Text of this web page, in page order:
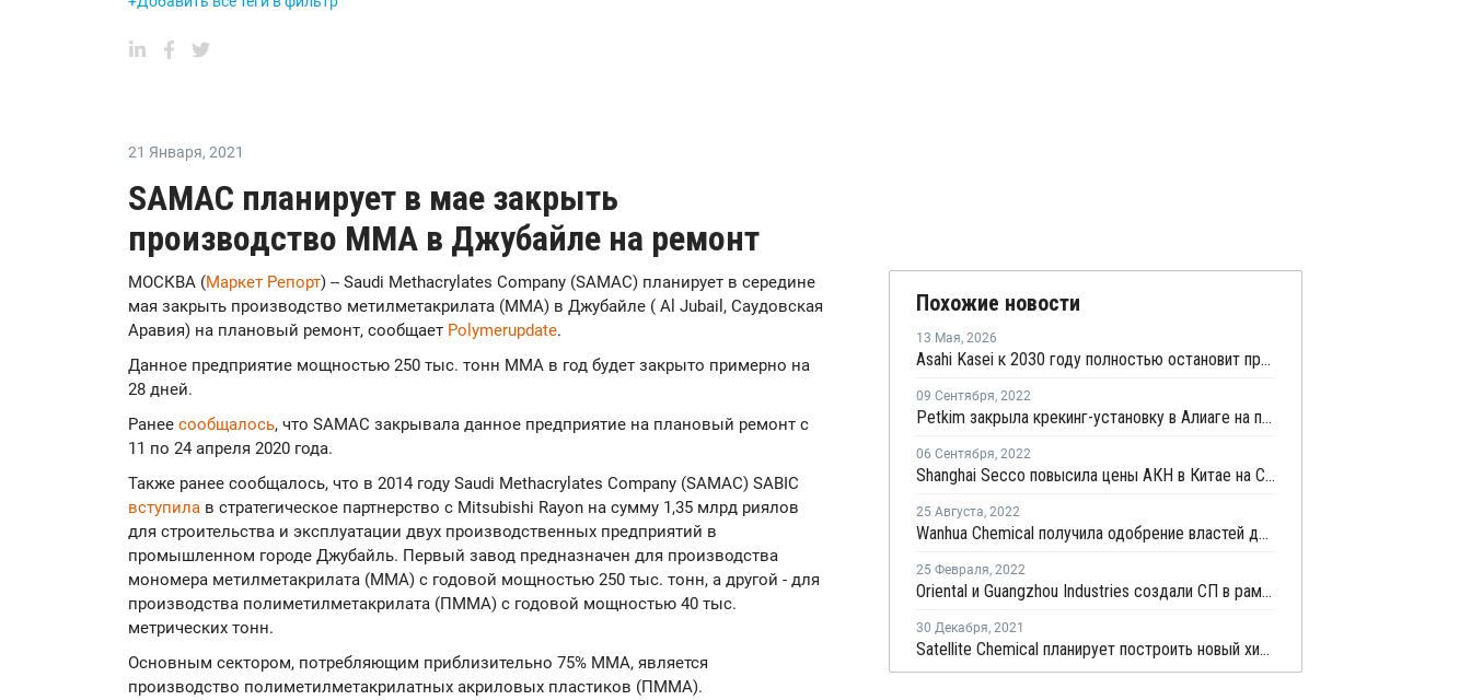
21 Января, 2021
SAMAC планирует в мае закрыть
производство MMA в Джубайле на ремонт
МОСКВА (Маркет Репорт) -- Saudi Methacrylates Company (SAMAC) планирует в середине
мая закрыть производство метилметакрилата (ММА) в Джубайле ( Al Jubail, Саудовская
Аравия) на плановый ремонт, сообщает Polymerupdate.
Данное предприятие мощностью 250 тыс. тонн ММА в год будет закрыто примерно на
28 дней.
Ранее сообщалось, что SAMAC закрывала данное предприятие на плановый ремонт с
11 по 24 апреля 2020 года.
Также ранее сообщалось, что в 2014 году Saudi Methacrylates Company (SAMAC) SABIC
вступила в стратегическое партнерство с Mitsubishi Rayon на сумму 1,35 млрд риялов
для строительства и эксплуатации двух производственных предприятий в
промышленном городе Джубайль. Первый завод предназначен для производства
мономера метилметакрилата (MMA) с годовой мощностью 250 тыс. тонн, а другой - для
производства полиметилметакрилата (ПMMA) с годовой мощностью 40 тыс.
метрических тонн.
Основным сектором, потребляющим приблизительно 75% ММА, является
производство полиметилметакрилатных акриловых пластиков (ПММА).
Похожие новости
13 Мая, 2026
Asahi Kasei к 2030 году полностью остановит производство полиэтилена
09 Сентября, 2022
Petkim закрыла крекинг-установку в Алиаге на плановый ремонт
06 Сентября, 2022
Shanghai Secco повысила цены АКН в Китае на CNY500 за тонну
25 Августа, 2022
Wanhua Chemical получила одобрение властей для запуска крекинг-установки №2 в Китае
25 Февраля, 2022
Oriental и Guangzhou Industries создали СП в рамках строительства производства АКН и АБС в Китае
30 Декабря, 2021
Satellite Chemical планирует построить новый химический парк в Китае